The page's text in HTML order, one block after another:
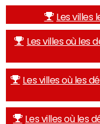
Les villes
Les villes où les
Les villes où les
Les villes où les